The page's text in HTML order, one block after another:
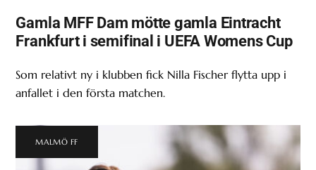
Gamla MFF Dam mötte gamla Eintracht
Frankfurt i semifinal i UEFA Womens Cup
Som relativt ny i klubben fick Nilla Fischer flytta upp i
anfallet i den första matchen.
MALMÖ FF